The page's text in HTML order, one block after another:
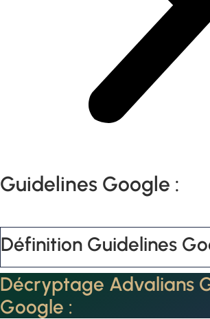
Guidelines Google :
Définition Guidelines
Décryptage Advalians
Google :